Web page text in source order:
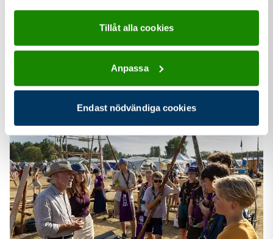
Tillåt alla cookies
Anpassa
Endast nödvändiga cookies
pressmeddelanden